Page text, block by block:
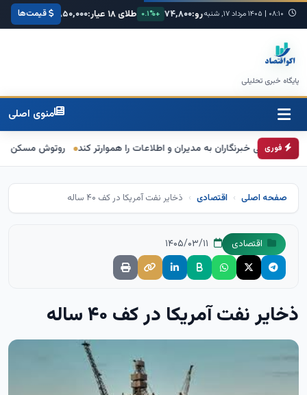
۰۸:۱۰ | ۱۴۰۵ مرداد ۱۷, شنبه ۶۸,۴۲۰ +۰.۳% یورو:۷۴,۸۰۰ +۰.۱% طلای ۱۸ عیار: ۳,۸۵۰,۰۰۰ +۱.۲% سکه امامی:
قیمت‌ها
پایگاه خبری تحلیلی
منوی اصلی
فوریبه مدیران و اطلاعات را هموارتر کند روتوش مسکن دولتی
صفحه اصلی اقتصادی ذخایر نفت آمریکا در کف ۴۰ ساله
اقتصادی
ذخایر نفت آمریکا در کف ۴۰ ساله